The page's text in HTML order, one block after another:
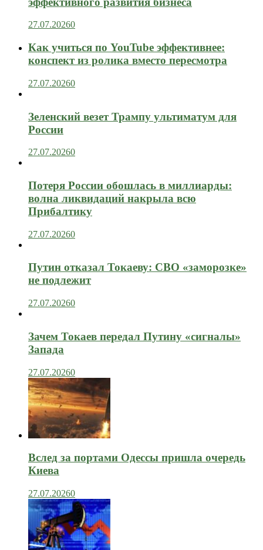
27.07.20260
Как учиться по YouTube эффективнее:
конспект из ролика вместо пересмотра
27.07.20260
Зеленский везет Трампу ультиматум для
России
27.07.20260
Потеря России обошлась в миллиарды:
волна ликвидаций накрыла всю
Прибалтику
27.07.20260
Путин отказал Токаеву: СВО «заморозке»
не подлежит
27.07.20260
Зачем Токаев передал Путину «сигналы»
Запада
27.07.20260
Вслед за портами Одессы пришла очередь
Киева
27.07.20260